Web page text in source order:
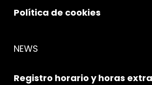
Política de cookies
NEWS
Registro horario y horas